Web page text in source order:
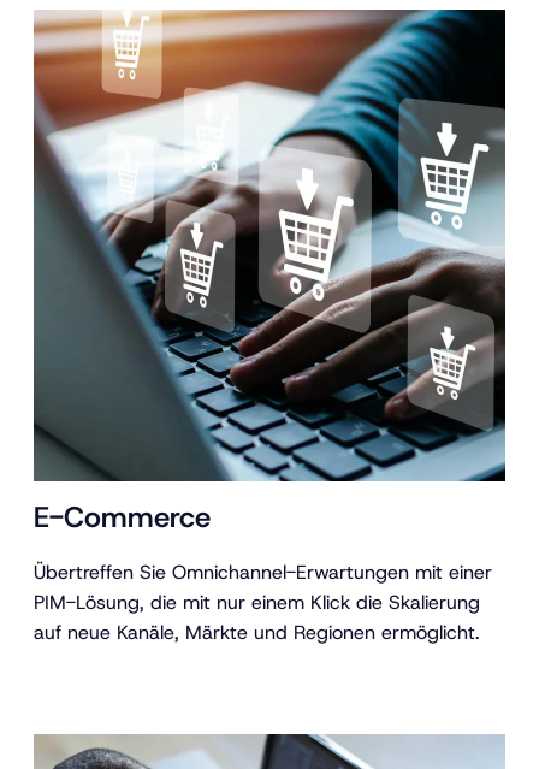
E-Commerce
Übertreffen Sie Omnichannel-Erwartungen mit einer
PIM-Lösung, die mit nur einem Klick die Skalierung
auf neue Kanäle, Märkte und Regionen ermöglicht.